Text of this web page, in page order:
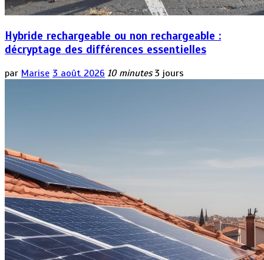
Hybride rechargeable ou non rechargeable :
décryptage des différences essentielles
par Marise 3 août 2026 10 minutes 3 jours